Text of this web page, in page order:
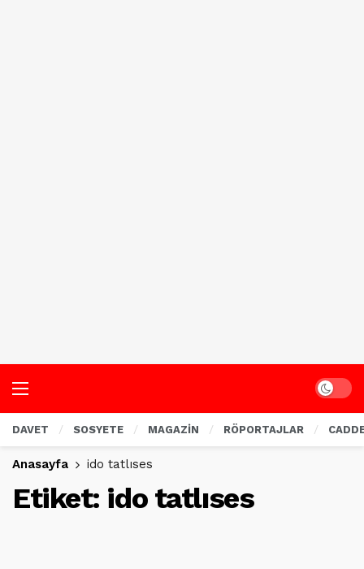
Dark
DAVET SOSYETE MAGAZİN RÖPORTAJLAR
Anasayfa ido tatlıses
Etiket: ido tatlıses